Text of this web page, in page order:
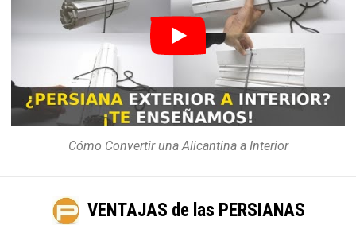
Cómo Convertir una Alicantina a Interior
VENTAJAS de las PERSIANAS